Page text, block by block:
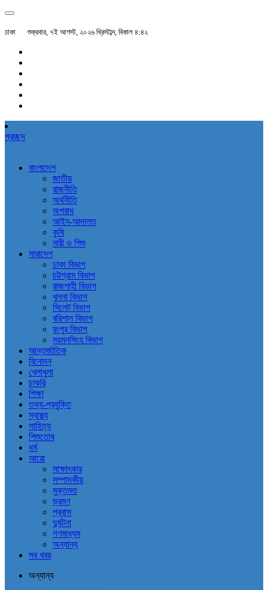
ঢাকা শুক্রবার, ৭ই আগস্ট, ২০২৬ খ্রিস্টাব্দ, বিকাল ৪:৪২
প্রচ্ছদ
বাংলাদেশ
জাতীয়
রাজনীতি
অর্থনীতি
অপরাধ
আইন-আদালত
কৃষি
নারী ও শিশু
সারাদেশ
ঢাকা বিভাগ
চট্টগ্রাম বিভাগ
রাজশাহী বিভাগ
খুলনা বিভাগ
সিলেট বিভাগ
বরিশাল বিভাগ
রংপুর বিভাগ
ময়মনসিংহ বিভাগ
আন্তর্জাতিক
বিনোদন
খেলাধুলা
চাকরি
শিক্ষা
তথ্য-প্রযুক্তি
স্বাস্থ্য
সাহিত্য
শিশুতোষ
ধর্ম
আরো
সাক্ষাৎকার
সম্পাদকীয়
মুক্তমত
ভ্রমণ
প্রবাস
দুর্ঘটনা
গণমাধ্যম
অন্যান্য
সব খবর
অন্যান্য